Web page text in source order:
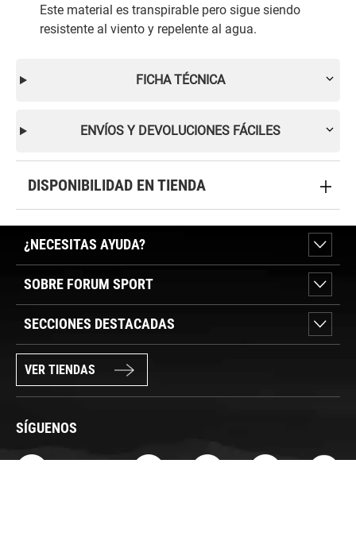
Este material es transpirable pero sigue siendo
resistente al viento y repelente al agua.
FICHA TÉCNICA
ENVÍOS Y DEVOLUCIONES FÁCILES
DISPONIBILIDAD EN TIENDA
¿NECESITAS AYUDA?
SOBRE FORUM SPORT
SECCIONES DESTACADAS
VER TIENDAS
SÍGUENOS